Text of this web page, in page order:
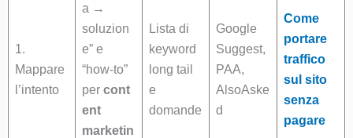
1.
Mappare
l’intento
a →
soluzion
e” e
“how-to”
per cont
ent
marketin
Lista di
keyword
long tail
e
domande
Google
Suggest,
PAA,
AlsoAske
d
Come
portare
traffico
sul sito
senza
pagare